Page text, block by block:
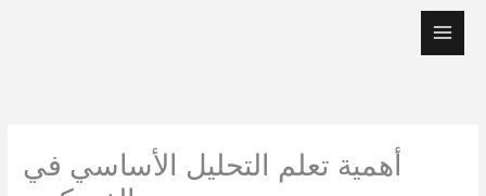
أهمية تعلم التحليل الأساسي في